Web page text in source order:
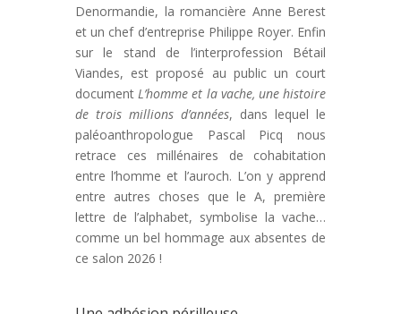
Denormandie, la romancière Anne Berest
et un chef d’entreprise Philippe Royer. Enfin
sur le stand de l’interprofession Bétail
Viandes, est proposé au public un court
documentL’homme et la vache, une histoire
de trois millions d’années, dans lequel le
paléoanthropologue Pascal Picq nous
retrace ces millénaires de cohabitation
entre l’homme et l’auroch. L’on y apprend
entre autres choses que le A, première
lettre de l’alphabet, symbolise la vache…
comme un bel hommage aux absentes de
ce salon 2026 !